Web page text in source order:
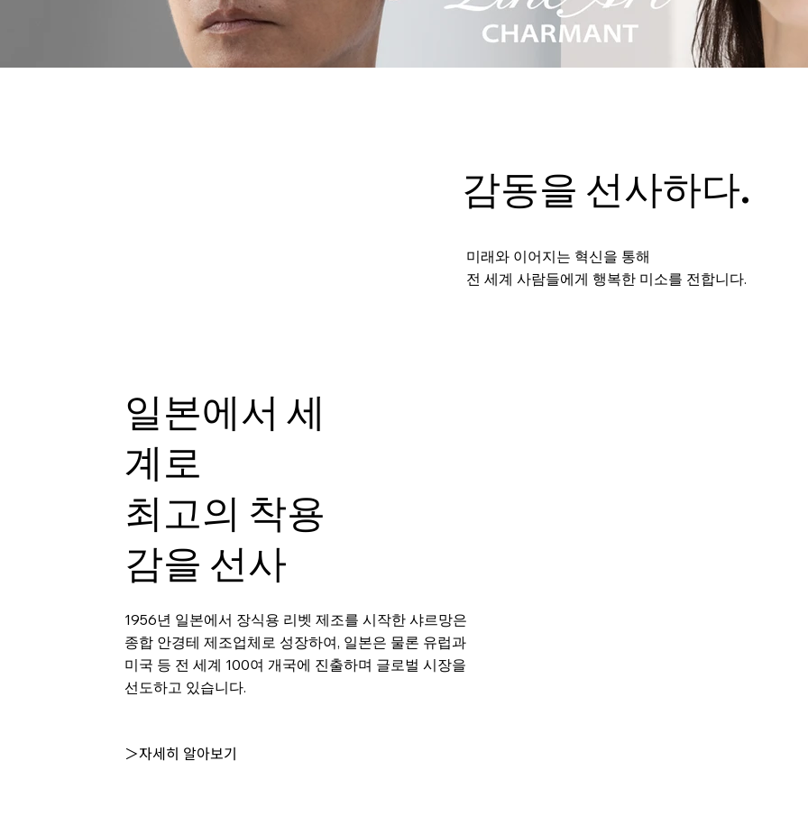
감동을 선사하다.
미래와 이어지는 혁신을 통해
전 세계 사람들에게 행복한 미소를 전합니다.
일본에서 세
계로
최고의 착용
감을 선사
1956년 일본에서 장식용 리벳 제조를 시작한 샤르망은
종합 안경테 제조업체로 성장하여, 일본은 물론 유럽과
미국 등 전 세계 100여 개국에 진출하며 글로벌 시장을
선도하고 있습니다.
＞자세히 알아보기